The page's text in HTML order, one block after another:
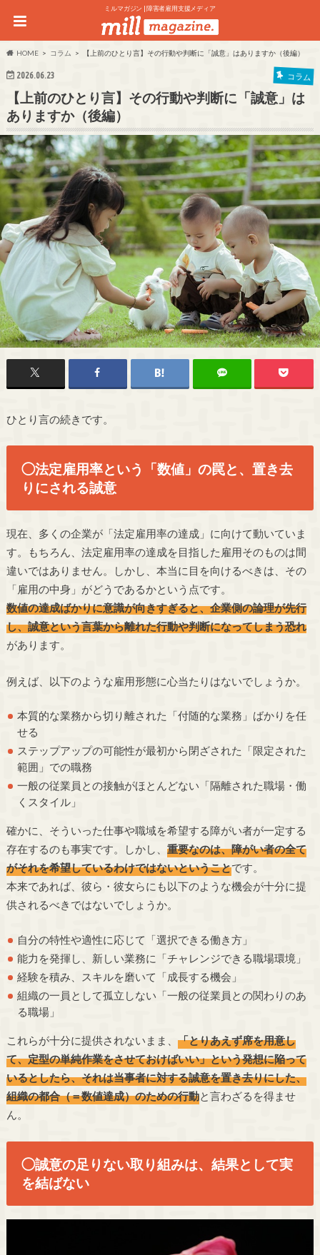
ミルマガジン | 障害者雇用支援メディア
HOME コラム 【上前のひとり言】その行動や判断に「誠意」はありますか（後編）
2026.06.23 コラム
【上前のひとり言】その行動や判断に「誠意」は
ありますか（後編）
ひとり言の続きです。
◯法定雇用率という「数値」の罠と、置き去
りにされる誠意
現在、多くの企業が「法定雇用率の達成」に向けて動いていま
す。もちろん、 法定雇用率の達成を目指した雇用そのものは間
違いではありません。しかし、本当に目を向けるべきは、その
「雇用の中身」がどうであるかという点です。
数値の達成ばかりに意識が向きすぎると、企業側の論理が先行
し、誠意という言葉から離れた行動や判断になってしまう恐れ
があります。
例えば、以下のような雇用形態に心当たりはないでしょうか。
本質的な業務から切り離された「付随的な業務」ばかりを任
せる
ステップアップの可能性が最初から閉ざされた「限定された
範囲」での職務
一般の従業員との接触がほとんどない「隔離された職場・働
くスタイル」
確かに、そういった仕事や職域を希望する障がい者が一定する
存在するのも事実です。しかし、 重要なのは、障がい者の全て
がそれを希望しているわけではないということです。
本来であれば、彼ら・彼女らにも以下のような機会が十分に提
供されるべきではないでしょうか。
自分の特性や適性に応じて「選択できる働き方」
能力を発揮し、新しい業務に「チャレンジできる職場環境」
経験を積み、スキルを磨いて「成長する機会」
組織の一員として孤立しない「一般の従業員との関わりのあ
る職場」
これらが十分に提供されないまま、 「とりあえず席を用意し
て、定型の単純作業をさせておけばいい」という発想に陥って
いるとしたら、それは当事者に対する誠意を置き去りにした、
組織の都合（＝数値達成）のための行動と言わざるを得ませ
ん。
◯誠意の足りない取り組みは、結果として実
を結ばない